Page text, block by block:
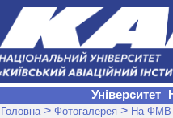
Університет
Головна > Фотогалерея > На ФМВ